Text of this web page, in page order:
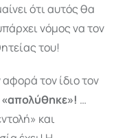
ότι αυτός θα
νόμος να τον
του!
τον ίδιο τον
…
και